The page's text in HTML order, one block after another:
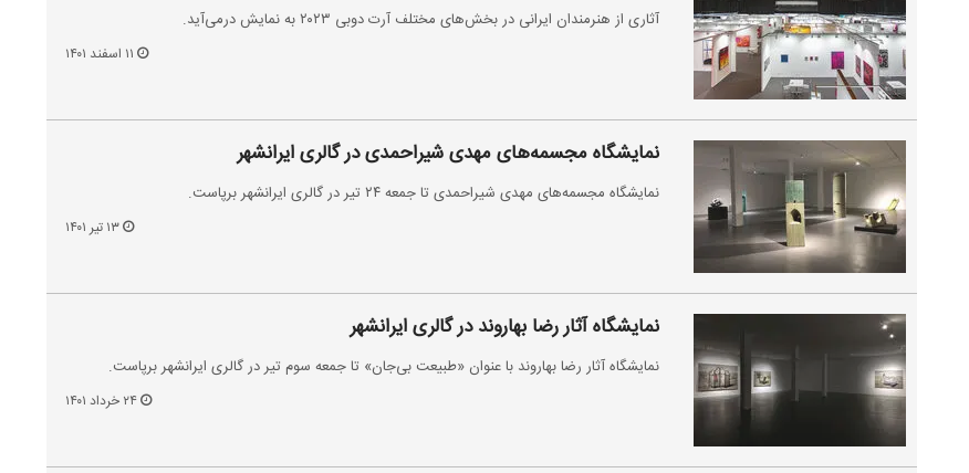
آثاری از هنرمندان ایرانی در بخش‌های مختلف آرت دوبی ۲۰۲۳ به نمایش درمی‌آید.
نمایشگاه مجسمه‌های مهدی شیراحمدی در گالری ایرانشهر
نمایشگاه مجسمه‌های مهدی شیراحمدی تا جمعه ۲۴ تیر در گالری ایرانشهر برپاست.
۱۳ تیر ۱۴۰۱
نمایشگاه آثار رضا بهاروند در گالری ایرانشهر
نمایشگاه آثار رضا بهاروند با عنوان «طبیعت بی‌جان» تا جمعه سوم تیر در گالری ایرانشهر برپاست.
۲۴ خرداد ۱۴۰۱